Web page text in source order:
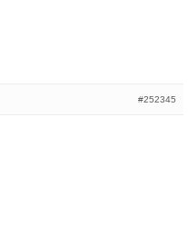
#252345